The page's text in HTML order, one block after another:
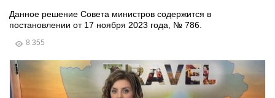
Данное решение Совета министров содержится в
постановлении от 17 ноября 2023 года, № 786.
8 355